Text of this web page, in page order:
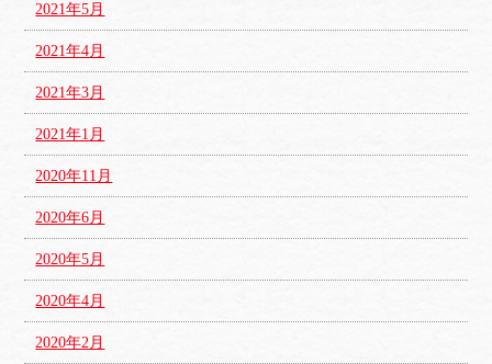
2021年5月
2021年4月
2021年3月
2021年1月
2020年11月
2020年6月
2020年5月
2020年4月
2020年2月